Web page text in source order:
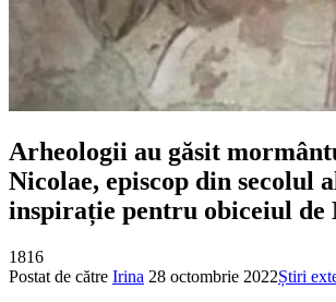
Arheologii au găsit
Nicolae, episcop din secolul
inspirație pentru obiceiul de
1816
Postat de către Irina 28 octombrie 2022Știri